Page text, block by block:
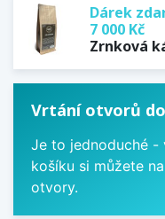
Dárek
7 000 Kč
Zrnková
Vrtání otvorů
Je to jednoduché
košíku si můžete
otvory.